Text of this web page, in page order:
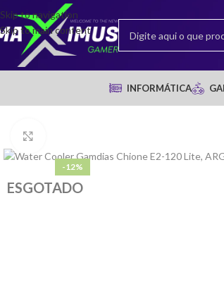
Skip to navigation
Skip to main content
INFORMÁTICA
-12%
ESGOTADO